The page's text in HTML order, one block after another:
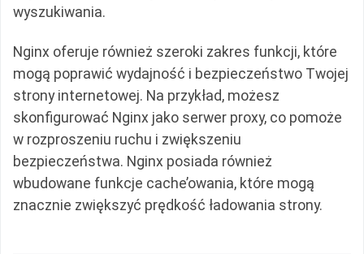
wyszukiwania.
Nginx oferuje również szeroki zakres funkcji, które
mogą poprawić wydajność i bezpieczeństwo Twojej
strony internetowej. Na przykład, możesz
skonfigurować Nginx jako serwer proxy, co pomoże
w rozproszeniu ruchu i zwiększeniu
bezpieczeństwa. Nginx posiada również
wbudowane funkcje cache’owania, które mogą
znacznie zwiększyć prędkość ładowania strony.